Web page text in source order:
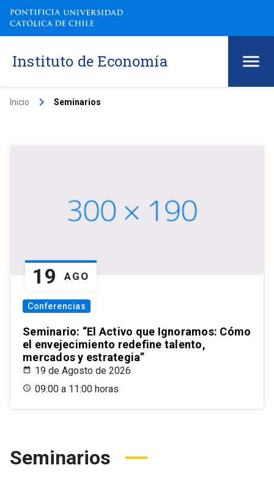
Instituto de Economía
Inicio keyboard_arrow_right Seminarios
19 AGO
Conferencias
Seminario: “El Activo que Ignoramos: Cómo
el envejecimiento redefine talento,
mercados y estrategia”
19 de Agosto de 2026
09:00 a 11:00 horas
Seminarios